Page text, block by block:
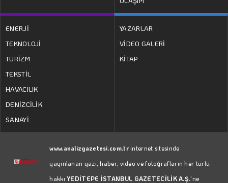
ENERJİ
TEKNOLOJİ
TURİZM
TEKSTİL
HAVACILIK
DENİZCİLİK
SANAYİ
YAZARLAR
VİDEO GALERİ
KİTAP
www.analizgazetesi.com.trinternet sitesinde
yayınlanan yazı, haber, video ve fotoğrafların her türlü
hakkıYEDİTEPE İSTANBUL GAZETECİLİK A.Ş.'ne